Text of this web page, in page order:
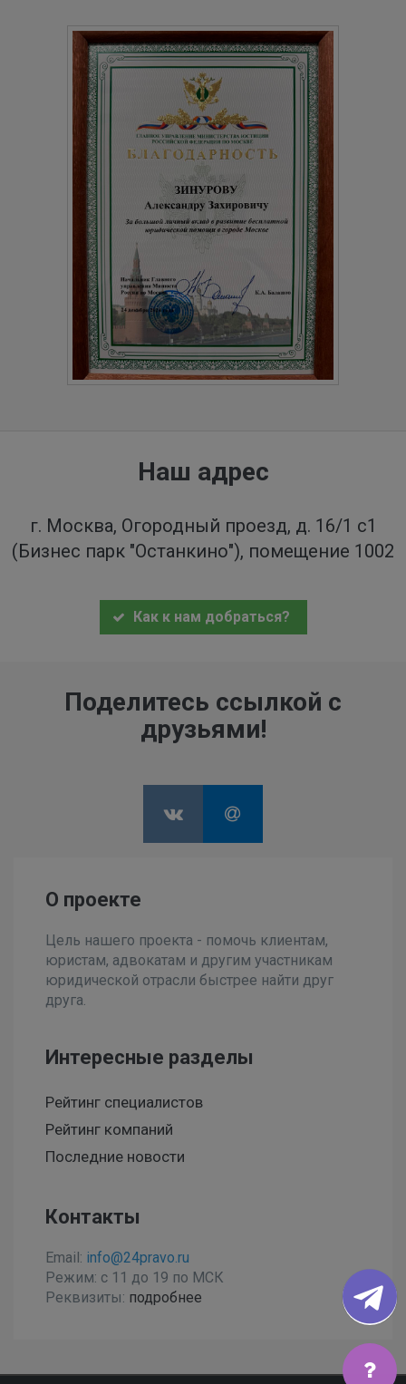
Наш адрес
г. Москва, Огородный проезд, д. 16/1 с1
(Бизнес парк "Останкино"), помещение 1002
Как к нам добраться?
Поделитесь ссылкой с
друзьями!
О проекте
Цель нашего проекта - помочь клиентам,
юристам, адвокатам и другим участникам
юридической отрасли быстрее найти друг
друга.
Интересные разделы
Рейтинг специалистов
Рейтинг компаний
Последние новости
Контакты
Email: info@24pravo.ru
Режим: с 11 до 19 по МСК
Реквизиты: подробнее